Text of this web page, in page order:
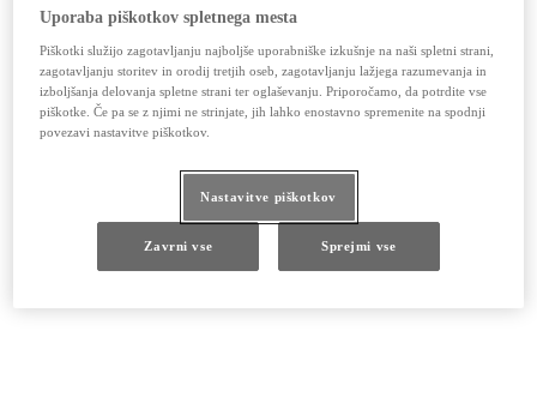
Uporaba piškotkov spletnega mesta
Piškotki služijo zagotavljanju najboljše uporabniške izkušnje na naši spletni strani,
zagotavljanju storitev in orodij tretjih oseb, zagotavljanju lažjega razumevanja in
izboljšanja delovanja spletne strani ter oglaševanju. Priporočamo, da potrdite vse
piškotke. Če pa se z njimi ne strinjate, jih lahko enostavno spremenite na spodnji
povezavi nastavitve piškotkov.
Nastavitve piškotkov
Zavrni vse Sprejmi vse